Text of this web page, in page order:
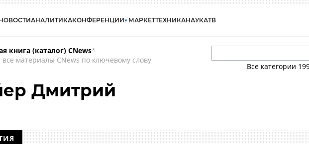
АНАЛИТИКАКОНФЕРЕНЦИИ МАРКЕТТЕХНИКАНАУКАТВ
книга (каталог) CNews*
все материалы CNews по ключевому слову
Все категории
Дмитрий